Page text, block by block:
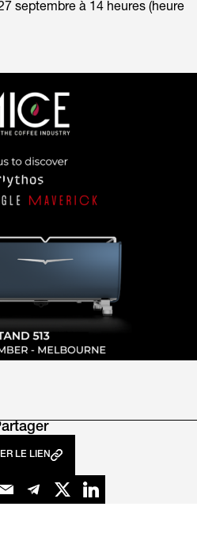
septembre à 14 heures (heure
LE LIEN